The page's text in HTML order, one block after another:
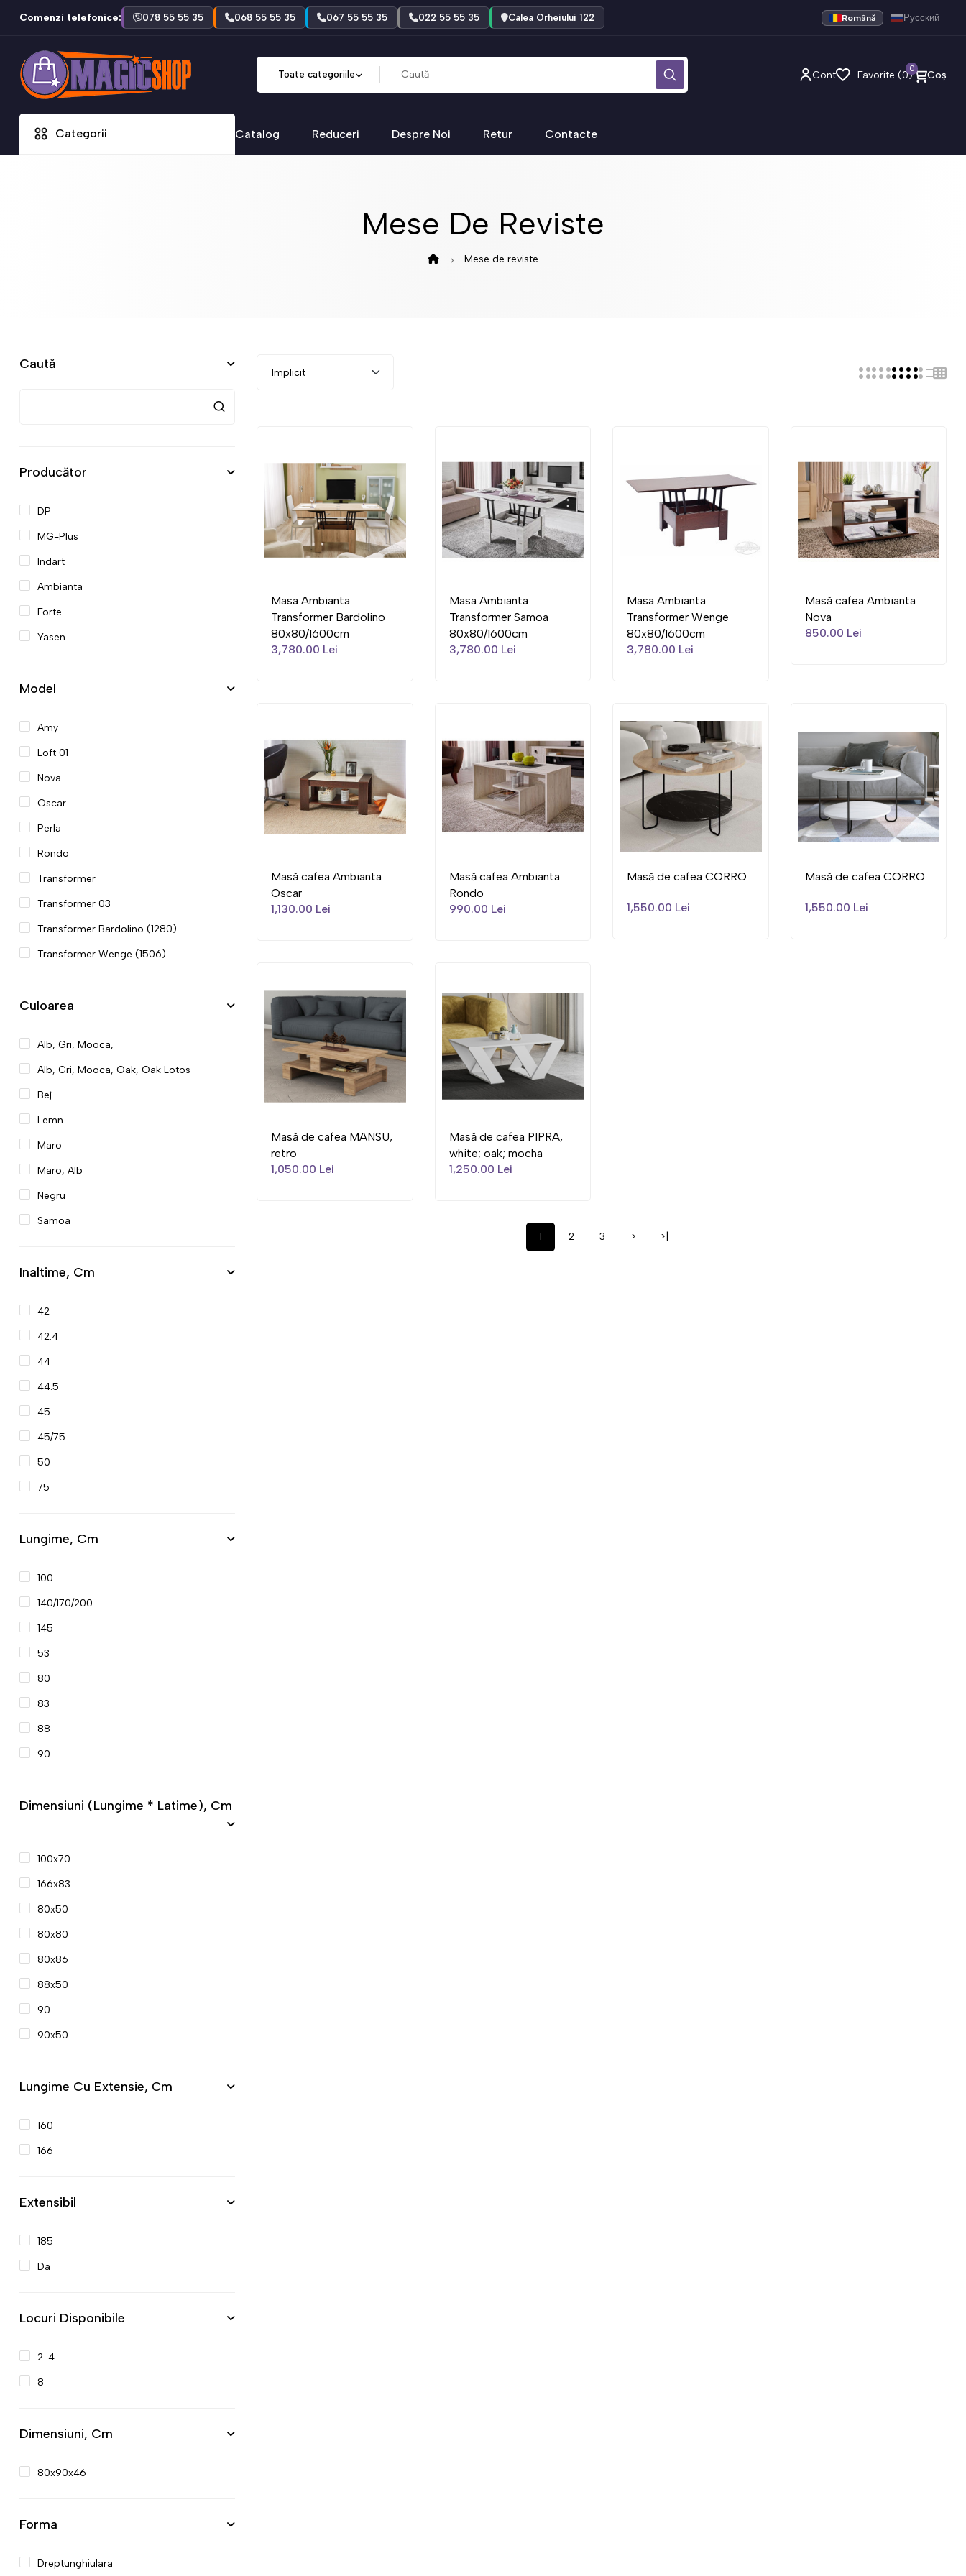
Comenzi telefonice: 078 55 55 35 068 55 55 35 067 55 55 35 022 55 55 35 Calea Orheiului 122 Română Русский
Toate categoriile Cont Favorite (0) Coș
0
Categorii Catalog Reduceri Despre Noi Retur Contacte
Mese De Reviste
Mese de reviste
Caută
Producător
DP
MG-Plus
Indart
Ambianta
Forte
Yasen
Model
Amy
Loft 01
Nova
Oscar
Perla
Rondo
Transformer
Transformer 03
Transformer Bardolino (1280)
Transformer Wenge (1506)
Culoarea
Alb, Gri, Mooca,
Alb, Gri, Mooca, Oak, Oak Lotos
Bej
Lemn
Maro
Maro, Alb
Negru
Samoa
Inaltime, Cm
42
42.4
44
44.5
45
45/75
50
75
Lungime, Cm
100
140/170/200
145
53
80
83
88
90
Dimensiuni (lungime * Latime), Cm
100x70
166x83
80x50
80x80
80x86
88x50
90
90x50
Lungime Cu Extensie, Сm
160
166
Extensibil
185
Da
Locuri Disponibile
2-4
8
Dimensiuni, Cm
80x90x46
Forma
Dreptunghiulara
Masa Ambianta
Transformer Bardolino
80x80/1600cm
3,780.00 Lei
Masa Ambianta
Transformer Samoa
80x80/1600cm
3,780.00 Lei
Masa Ambianta
Transformer Wenge
80x80/1600cm
3,780.00 Lei
Masă cafea Ambianta
Nova
850.00 Lei
Masă cafea Ambianta
Oscar
1,130.00 Lei
Masă cafea Ambianta
Rondo
990.00 Lei
Masă de cafea CORRO
1,550.00 Lei
Masă de cafea CORRO
1,550.00 Lei
Masă de cafea MANSU,
retro
1,050.00 Lei
Masă de cafea PIPRA,
white; oak; mocha
1,250.00 Lei
1 2 3 > >|